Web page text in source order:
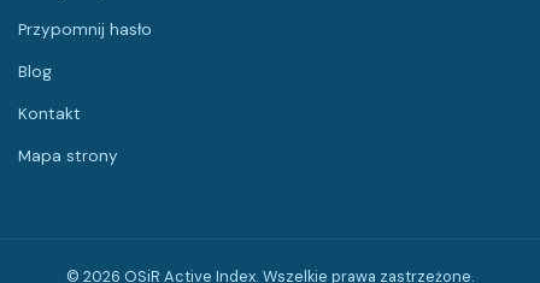
Przypomnij hasło
Blog
Kontakt
Mapa strony
© 2026 OSiR Active Index. Wszelkie prawa zastrzeżone.